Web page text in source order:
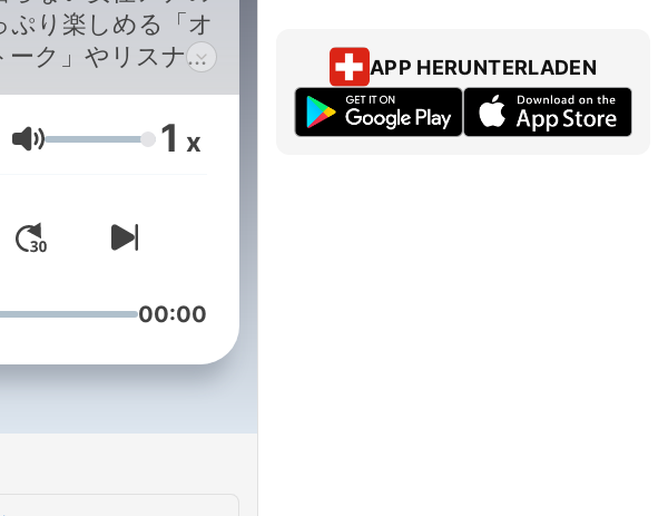
ぷり楽しめる「オ
ーク」やリスナー
ッセージに安住ア
っぷりでコメント
ーナーなど、ラン
します。TBSラジ
10時から放送中！
は番組一部をお
ます。配信するコ
更新日時などは
なお配信期間はエ
ア全
Lautstärke 1 x
00:00
APP HERUNTERLADEN